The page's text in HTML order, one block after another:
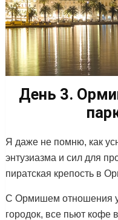
День 3.
Я даже не помню, как
энтузиазма и сил для
пиратская крепость в
С Ормишем отношения
городок, все пьют кофе